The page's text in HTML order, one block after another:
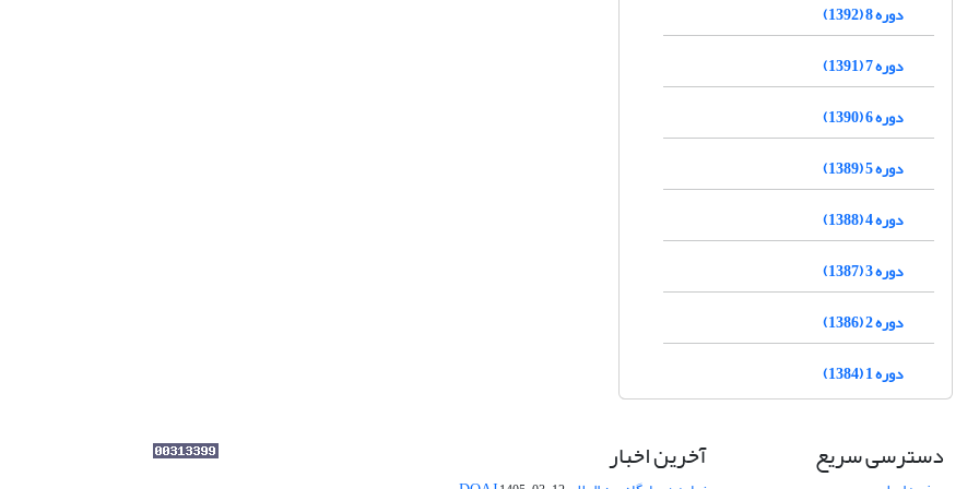
دوره 8 (1392)
دوره 7 (1391)
دوره 6 (1390)
دوره 5 (1389)
دوره 4 (1388)
دوره 3 (1387)
دوره 2 (1386)
دوره 1 (1384)
دسترسی سریع آخرین اخبار